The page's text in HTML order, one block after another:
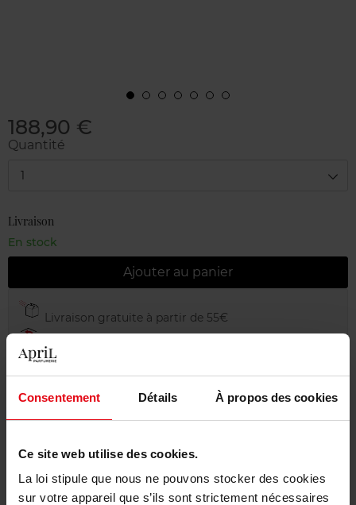
Consentement Détails À propos des cookies
Ce site web utilise des cookies.
La loi stipule que nous ne pouvons stocker des cookies
sur votre appareil que s’ils sont strictement nécessaires
188,90 €
Quantité
1
Livraison
En stock
Ajouter au panier
Livraison gratuite à partir de 55€
Retour gratuit dans votre magasin
Emballage cadeau offert